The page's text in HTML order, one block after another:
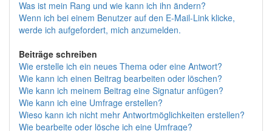
Was ist mein Rang und wie kann ich ihn ändern?
Wenn ich bei einem Benutzer auf den E-Mail-Link klicke,
werde ich aufgefordert, mich anzumelden.
Beiträge schreiben
Wie erstelle ich ein neues Thema oder eine Antwort?
Wie kann ich einen Beitrag bearbeiten oder löschen?
Wie kann ich meinem Beitrag eine Signatur anfügen?
Wie kann ich eine Umfrage erstellen?
Wieso kann ich nicht mehr Antwortmöglichkeiten erstellen?
Wie bearbeite oder lösche ich eine Umfrage?